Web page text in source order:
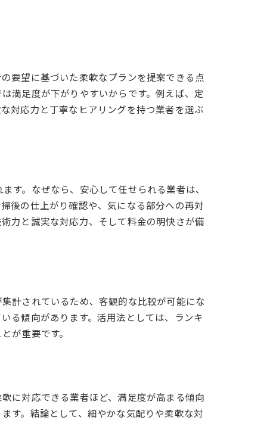
要望に基づいた柔軟なプランを提案できる点
満足度が下がりやすいからです。例えば、定
対応力と丁寧なヒアリングを持つ業者を選ぶ
す。なぜなら、安心して任せられる業者は、
後の仕上がり確認や、気になる部分への再対
力と誠実な対応力、そして料金の明快さが備
計されているため、客観的な比較が可能にな
る傾向があります。活用法としては、ランキ
が重要です。
に対応できる業者ほど、満足度が高まる傾向
す。結論として、細やかな気配りや柔軟な対